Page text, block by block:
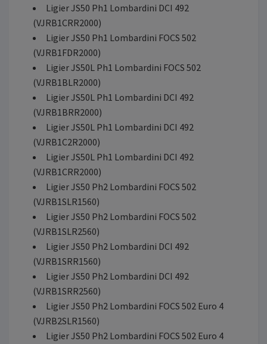
Ligier JS50 Ph1 Lombardini DCI 492
(VJRB1CRR2000)
Ligier JS50 Ph1 Lombardini FOCS 502
(VJRB1FDR2000)
Ligier JS50L Ph1 Lombardini FOCS 502
(VJRB1BLR2000)
Ligier JS50L Ph1 Lombardini DCI 492
(VJRB1BRR2000)
Ligier JS50L Ph1 Lombardini DCI 492
(VJRB1C2R2000)
Ligier JS50L Ph1 Lombardini DCI 492
(VJRB1CRR2000)
Ligier JS50 Ph2 Lombardini FOCS 502
(VJRB1SLR1560)
Ligier JS50 Ph2 Lombardini FOCS 502
(VJRB1SLR2560)
Ligier JS50 Ph2 Lombardini DCI 492
(VJRB1SRR1560)
Ligier JS50 Ph2 Lombardini DCI 492
(VJRB1SRR2560)
Ligier JS50 Ph2 Lombardini FOCS 502 Euro 4
(VJRB2SLR1560)
Ligier JS50 Ph2 Lombardini FOCS 502 Euro 4